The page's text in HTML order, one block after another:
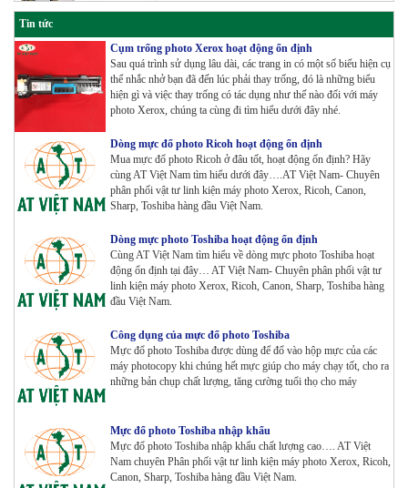
Máy Photocopy Konica Minolta Bizhub 360i Renew
Tham Khảo
Máy Photocopy màu Toshiba E-Studio 4515AC Renew
Tham Khảo
Máy Photocopy màu Toshiba E-Studio 5015AC Renew
Máy Photocopy KONICA MINOLTA Bizhub 367 Renew
Bộ Mực 4 màu Konica Minolta Bizhub C1085 | 6085 |
6110 | C1100 _Bộ 4 màu _ Trọng lượng 1645g ZIN
HÃNG_ USA
Máy Photocopy Ricoh MP 7503 Renew
Tham Khảo
Tin tức
Cụm trống photo Xerox hoạt động ổn định
Sau quá trình sử dụng lâu dài, các trang in có một số biểu hiện cụ
thể nhắc nhở bạn đã đến lúc phải thay trống, đó là những biểu
hiện gì và việc thay trống có tác dụng như thế nào đối với máy
photo Xerox, chúng ta cùng đi tìm hiểu dưới đây nhé.
Dòng mực đổ photo Ricoh hoạt động ổn định
Mua mực đổ photo Ricoh ở đâu tốt, hoạt động ổn định? Hãy
cùng AT Việt Nam tìm hiểu dưới đây….AT Việt Nam- Chuyên
phân phối vật tư linh kiện máy photo Xerox, Ricoh, Canon,
Sharp, Toshiba hàng đầu Việt Nam.
Dòng mực photo Toshiba hoạt động ổn định
Cùng AT Việt Nam tìm hiểu về dòng mực photo Toshiba hoạt
động ổn định tại đây… AT Việt Nam- Chuyên phân phối vật tư
linh kiện máy photo Xerox, Ricoh, Canon, Sharp, Toshiba hàng
đầu Việt Nam.
Công dụng của mực đổ photo Toshiba
Mực đổ photo Toshiba được dùng để đổ vào hộp mực của các
máy photocopy khi chúng hết mực giúp cho máy chạy tốt, cho ra
những bản chụp chất lượng, tăng cường tuổi thọ cho máy
Mực đổ photo Toshiba nhập khẩu
Mực đổ photo Toshiba nhập khẩu chất lượng cao…. AT Việt
Nam chuyên Phân phối vật tư linh kiện máy photo Xerox, Ricoh,
Canon, Sharp, Toshiba hàng đầu Việt Nam.